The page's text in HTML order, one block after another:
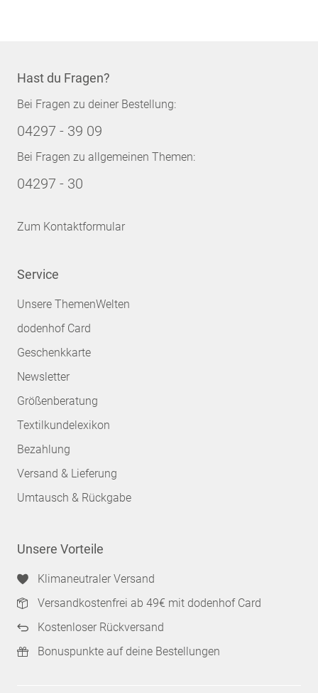
Hast du Fragen?
Bei Fragen zu deiner Bestellung:
04297 - 39 09
Bei Fragen zu allgemeinen Themen:
04297 - 30
Zum Kontaktformular
Service
Unsere ThemenWelten
dodenhof Card
Geschenkkarte
Newsletter
Größenberatung
Textilkundelexikon
Bezahlung
Versand & Lieferung
Umtausch & Rückgabe
Unsere Vorteile
Klimaneutraler Versand
Versandkostenfrei ab 49€ mit dodenhof Card
Kostenloser Rückversand
Bonuspunkte auf deine Bestellungen